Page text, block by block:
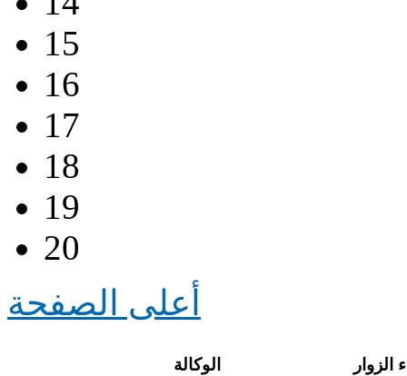
15
16
17
18
19
20
أعلى الصفحة
الوكالة الزوار